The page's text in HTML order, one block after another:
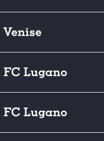
Venise
FC Lugano
FC Lugano